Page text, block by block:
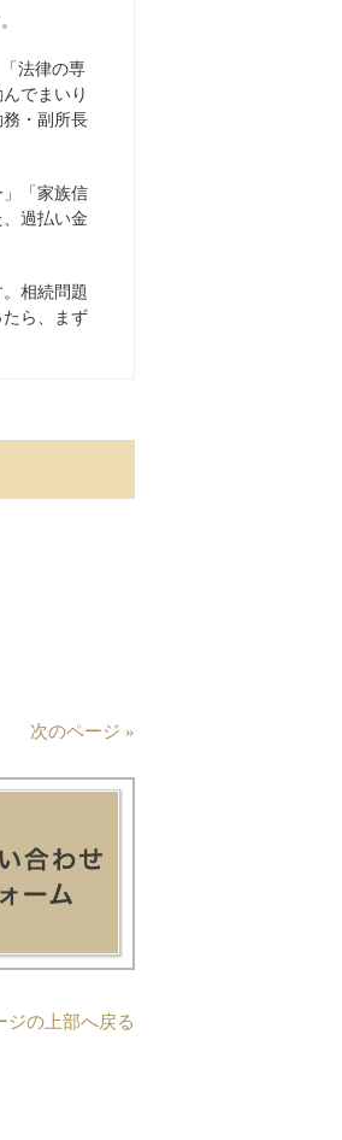
法律の専
でまいり
・副所長
「家族信
過払い金
相続問題
ら、まず
次のページ »
ジの上部へ戻る